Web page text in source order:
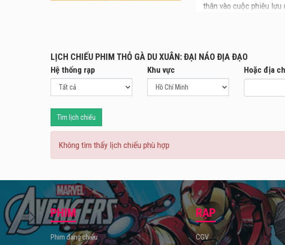
thân vào cuộc phiêu lưu
suôn sẻ. Bởi
LỊCH CHIẾU PHIM THỎ GÀ DU XUÂN: ĐẠI NÁO ĐỊA ĐẠO
Hệ thống rạp Khu vực Hoặc địa
Tìm lịch chiếu
Không tìm thấy lịch chiếu phù hợp
PHIM
Phim đang chiếu
RẠP
CGV